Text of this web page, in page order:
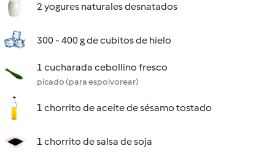
2 yogures naturales desnatados
300 - 400 g de cubitos de hielo
1 cucharada cebollino fresco
picado (para espolvorear)
1 chorrito de aceite de sésamo tostado
1 chorrito de salsa de soja